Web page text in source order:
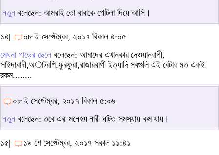
নতুন বলেছেন: আমরাই তো বাবাকে পোটলা দিয়ে আসি।
১৪|
০৮ ই সেপ্টেম্বর, ২০১৭ বিকাল ৪:০৫
মেঘনা পাড়ের ছেলে বলেছেন: আমাদের এখানকার দেওয়ানবাগী,
সাইদাবাদী,অাটরশি,ফুরফুরা,রাজারবাগী ইত্যাদি সবগুলি এই বেটার মত একই
রকম........
০৮ ই সেপ্টেম্বর, ২০১৭ বিকাল ৫:০৬
নতুন বলেছেন: তবে এরা মনেহয় নারী ঘটিত সমস্যায় কম যায়।
১৫|
১৯ শে সেপ্টেম্বর, ২০১৭ সকাল ১১:৪১